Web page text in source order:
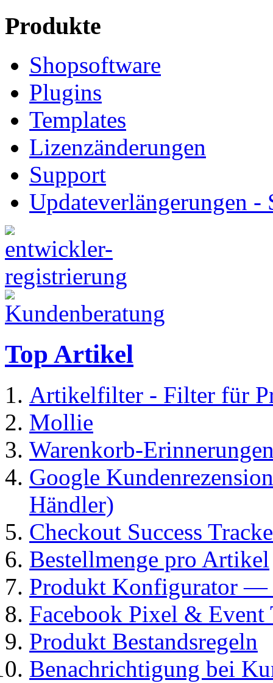
Produkte
Shopsoftware
Plugins
Templates
Lizenzänderungen
Support
Updateverlängerungen -
Top Artikel
Artikelfilter - Filter für
Mollie
Warenkorb-
Google
Händler)
Checkout Success
Bestellmenge pro Artikel
Produkt Konfigurator —
Facebook Pixel & Event
Produkt Bestandsregeln
Benachrichtigung bei